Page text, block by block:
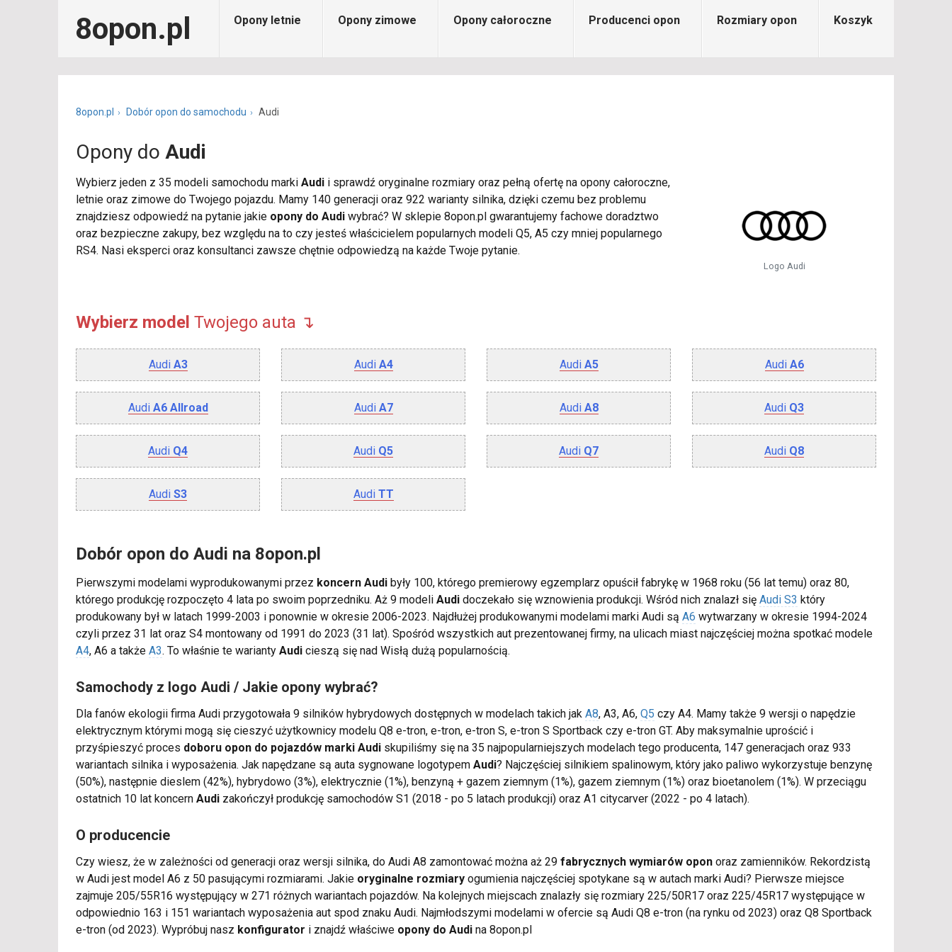
8opon.pl Opony letnie Opony zimowe Opony całoroczne Producenci opon Rozmiary opon Koszyk
8opon.pl Dobór opon do samochodu Audi
Opony do Audi
Logo Audi
Wybierz jeden z 35 modeli samochodu marki Audi i sprawdź oryginalne rozmiary oraz pełną ofertę na opony całoroczne,
letnie oraz zimowe do Twojego pojazdu. Mamy 140 generacji oraz 922 warianty silnika, dzięki czemu bez problemu
znajdziesz odpowiedź na pytanie jakie opony do Audi wybrać? W sklepie 8opon.pl gwarantujemy fachowe doradztwo
oraz bezpieczne zakupy, bez względu na to czy jesteś właścicielem popularnych modeli Q5, A5 czy mniej popularnego
RS4. Nasi eksperci oraz konsultanci zawsze chętnie odpowiedzą na każde Twoje pytanie.
Wybierz model Twojego auta ↴
Audi A3 Audi A4 Audi A5 Audi A6
Audi A6 Allroad Audi A7 Audi A8 Audi Q3
Audi Q4 Audi Q5 Audi Q7 Audi Q8
Audi S3 Audi TT
Dobór opon do Audi na 8opon.pl
Pierwszymi modelami wyprodukowanymi przez koncern Audi były 100, którego premierowy egzemplarz opuścił fabrykę w 1968 roku (56 lat temu) oraz 80,
którego produkcję rozpoczęto 4 lata po swoim poprzedniku. Aż 9 modeli Audi doczekało się wznowienia produkcji. Wśród nich znalazł się Audi S3 który
produkowany był w latach 1999-2003 i ponownie w okresie 2006-2023. Najdłużej produkowanymi modelami marki Audi są A6 wytwarzany w okresie 1994-2024
czyli przez 31 lat oraz S4 montowany od 1991 do 2023 (31 lat). Spośród wszystkich aut prezentowanej firmy, na ulicach miast najczęściej można spotkać modele
A4, A6 a także A3. To właśnie te warianty Audi cieszą się nad Wisłą dużą popularnością.
Samochody z logo Audi / Jakie opony wybrać?
Dla fanów ekologii firma Audi przygotowała 9 silników hybrydowych dostępnych w modelach takich jak A8, A3, A6, Q5 czy A4. Mamy także 9 wersji o napędzie
elektrycznym którymi mogą się cieszyć użytkownicy modelu Q8 e-tron, e-tron, e-tron S, e-tron S Sportback czy e-tron GT. Aby maksymalnie uprościć i
przyśpieszyć proces doboru opon do pojazdów marki Audi skupiliśmy się na 35 najpopularniejszych modelach tego producenta, 147 generacjach oraz 933
wariantach silnika i wyposażenia. Jak napędzane są auta sygnowane logotypem Audi? Najczęściej silnikiem spalinowym, który jako paliwo wykorzystuje benzynę
(50%), następnie dieslem (42%), hybrydowo (3%), elektrycznie (1%), benzyną + gazem ziemnym (1%), gazem ziemnym (1%) oraz bioetanolem (1%). W przeciągu
ostatnich 10 lat koncern Audi zakończył produkcję samochodów S1 (2018 - po 5 latach produkcji) oraz A1 citycarver (2022 - po 4 latach).
O producencie
Czy wiesz, że w zależności od generacji oraz wersji silnika, do Audi A8 zamontować można aż 29 fabrycznych wymiarów opon oraz zamienników. Rekordzistą
w Audi jest model A6 z 50 pasującymi rozmiarami. Jakie oryginalne rozmiary ogumienia najczęściej spotykane są w autach marki Audi? Pierwsze miejsce
zajmuje 205/55R16 występujący w 271 różnych wariantach pojazdów. Na kolejnych miejscach znalazły się rozmiary 225/50R17 oraz 225/45R17 występujące w
odpowiednio 163 i 151 wariantach wyposażenia aut spod znaku Audi. Najmłodszymi modelami w ofercie są Audi Q8 e-tron (na rynku od 2023) oraz Q8 Sportback
e-tron (od 2023). Wypróbuj nasz konfigurator i znajdź właściwe opony do Audi na 8opon.pl